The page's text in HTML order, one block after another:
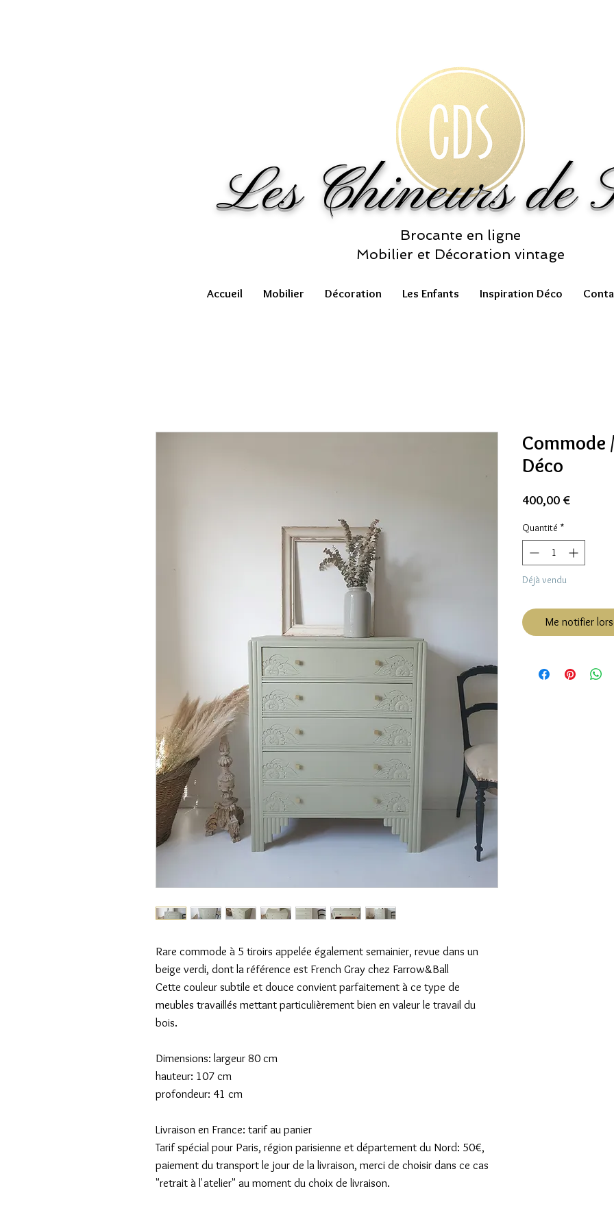
Les Chineurs de
Brocante en ligne
Mobilier et Décoration vintage
Accueil Mobilier Décoration Les Enfants Inspiration Déco
Rare commode à 5 tiroirs appelée également semainier, revue dans un
beige verdi, dont la référence est French Gray chez Farrow&Ball
Cette couleur subtile et douce convient parfaitement à ce type de
meubles travaillés mettant particulièrement bien en valeur le travail du
bois.
Dimensions: largeur 80 cm
hauteur: 107 cm
profondeur: 41 cm
Livraison en France: tarif au panier
Tarif spécial pour Paris, région parisienne et département du Nord: 50€,
paiement du transport le jour de la livraison, merci de choisir dans ce cas
"retrait à l'atelier" au moment du choix de livraison.
Commode
Déco
400,00 €Prix
Quantité *
Déjà vendu
Me notifier